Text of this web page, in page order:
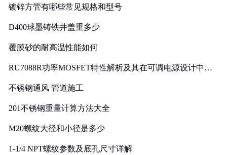
镀锌方管有哪些常见规格和型号
D400球墨铸铁井盖重多少
覆膜砂的耐高温性能如何
RU7088R功率MOSFET特性解析及其在可调电源设计中的
不锈钢通风 管道施工
201不锈钢重量计算方法大全
M20螺纹大径和小径是多少
1-1/4 NPT螺纹参数及底孔尺寸详解